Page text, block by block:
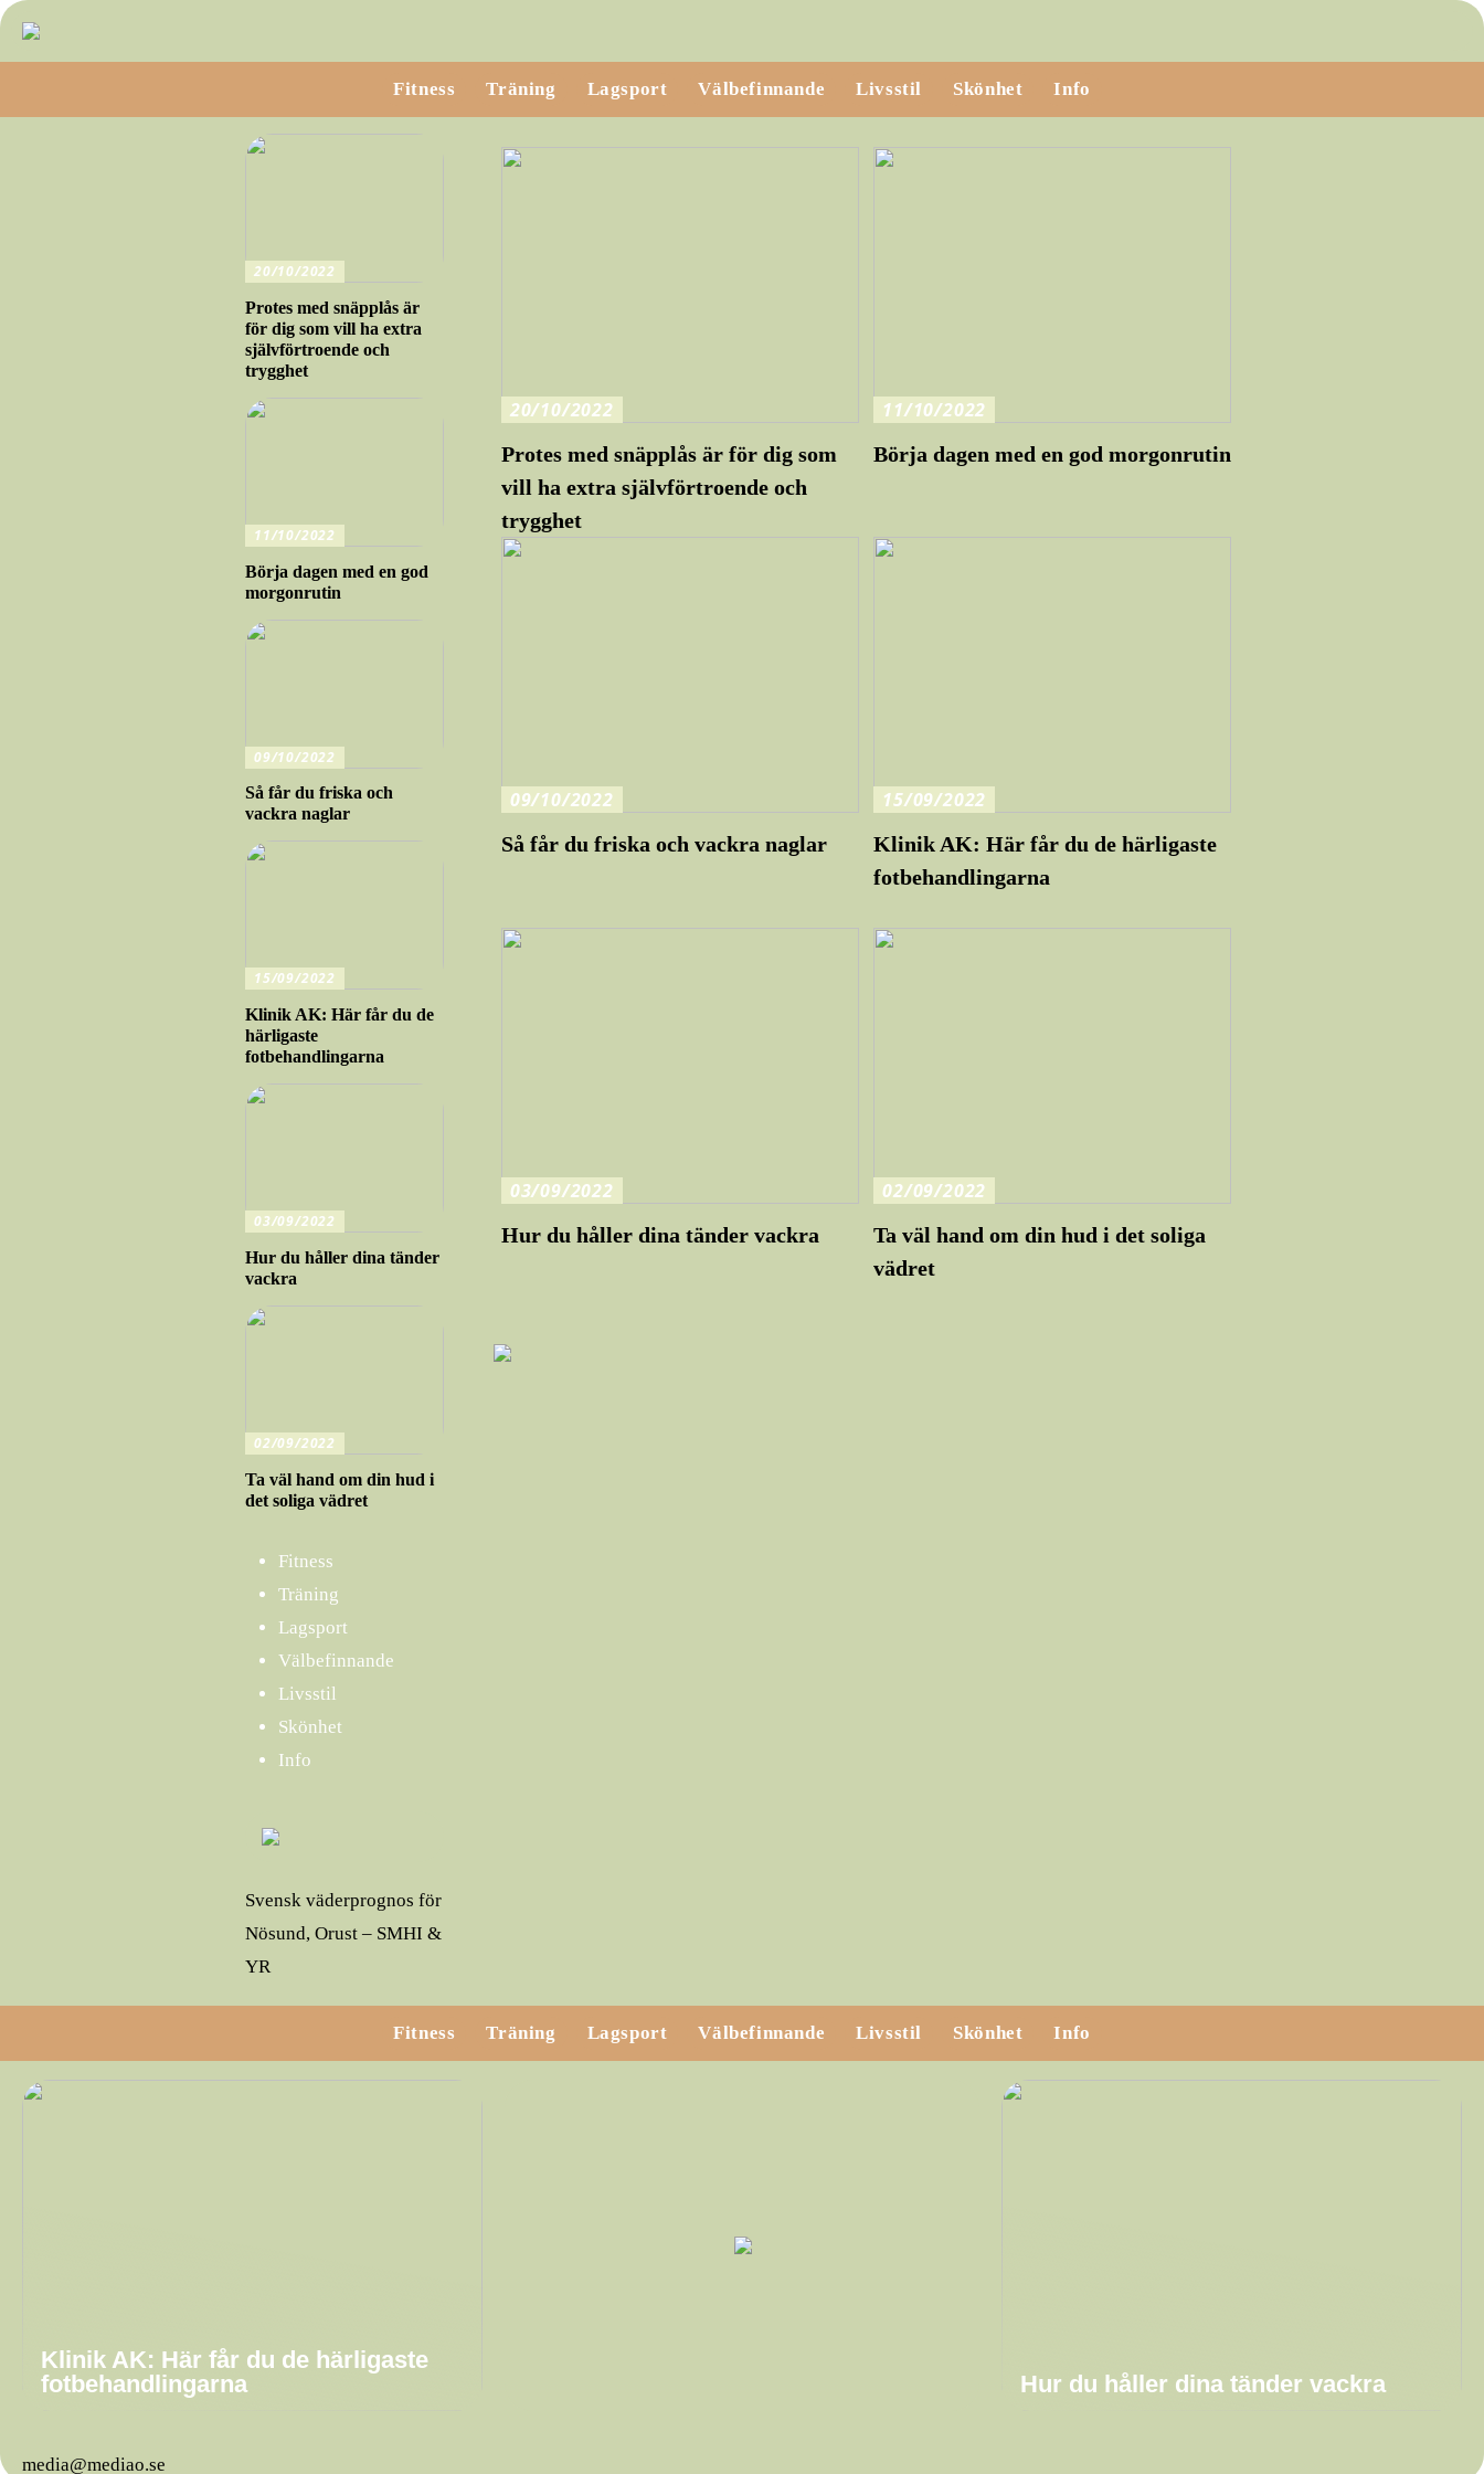
Fitness Träning Lagsport Välbefinnande Livsstil Skönhet Info
20/10/2022
Protes med snäpplås är för dig som
vill ha extra självförtroende och
trygghet
11/10/2022
Börja dagen med en god morgonrutin
09/10/2022
Så får du friska och vackra naglar
15/09/2022
Klinik AK: Här får du de härligaste
fotbehandlingarna
03/09/2022
Hur du håller dina tänder vackra
02/09/2022
Ta väl hand om din hud i det soliga
vädret
20/10/2022
Protes med snäpplås är
för dig som vill ha extra
självförtroende och
trygghet
11/10/2022
Börja dagen med en god
morgonrutin
09/10/2022
Så får du friska och
vackra naglar
15/09/2022
Klinik AK: Här får du de
härligaste
fotbehandlingarna
03/09/2022
Hur du håller dina tänder
vackra
02/09/2022
Ta väl hand om din hud i
det soliga vädret
Fitness
Träning
Lagsport
Välbefinnande
Livsstil
Skönhet
Info
Svensk väderprognos för
Nösund, Orust – SMHI &
YR
Fitness Träning Lagsport Välbefinnande Livsstil Skönhet Info
Klinik AK: Här får du de härligaste
fotbehandlingarna
Hur du håller dina tänder vackra
media@mediao.se